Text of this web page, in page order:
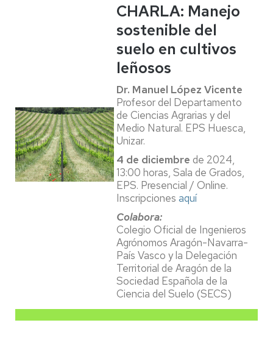
CHARLA: Manejo
sostenible del
suelo en cultivos
leñosos
Dr. Manuel López Vicente
Profesor del Departamento
de Ciencias Agrarias y del
Medio Natural. EPS Huesca,
Unizar.
4 de diciembre de 2024,
13:00 horas, Sala de Grados,
EPS. Presencial / Online.
Inscripciones aquí
Colabora:
Colegio Oficial de Ingenieros
Agrónomos Aragón-Navarra-
País Vasco y la Delegación
Territorial de Aragón de la
Sociedad Española de la
Ciencia del Suelo (SECS)